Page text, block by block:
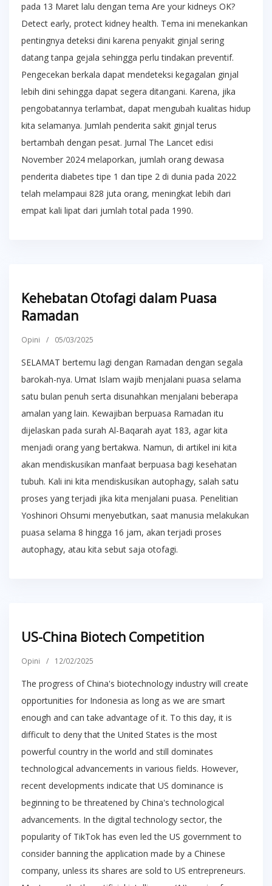
pada 13 Maret lalu dengan tema Are your kidneys OK?
Detect early, protect kidney health. Tema ini menekankan
pentingnya deteksi dini karena penyakit ginjal sering
datang tanpa gejala sehingga perlu tindakan preventif.
Pengecekan berkala dapat mendeteksi kegagalan ginjal
lebih dini sehingga dapat segera ditangani. Karena, jika
pengobatannya terlambat, dapat mengubah kualitas hidup
kita selamanya. Jumlah penderita sakit ginjal terus
bertambah dengan pesat. Jurnal The Lancet edisi
November 2024 melaporkan, jumlah orang dewasa
penderita diabetes tipe 1 dan tipe 2 di dunia pada 2022
telah melampaui 828 juta orang, meningkat lebih dari
empat kali lipat dari jumlah total pada 1990.
Kehebatan Otofagi dalam Puasa
Ramadan
Opini / 05/03/2025
SELAMAT bertemu lagi dengan Ramadan dengan segala
barokah-nya. Umat Islam wajib menjalani puasa selama
satu bulan penuh serta disunahkan menjalani beberapa
amalan yang lain. Kewajiban berpuasa Ramadan itu
dijelaskan pada surah Al-Baqarah ayat 183, agar kita
menjadi orang yang bertakwa. Namun, di artikel ini kita
akan mendiskusikan manfaat berpuasa bagi kesehatan
tubuh. Kali ini kita mendiskusikan autophagy, salah satu
proses yang terjadi jika kita menjalani puasa. Penelitian
Yoshinori Ohsumi menyebutkan, saat manusia melakukan
puasa selama 8 hingga 16 jam, akan terjadi proses
autophagy, atau kita sebut saja otofagi.
US-China Biotech Competition
Opini / 12/02/2025
The progress of China's biotechnology industry will create
opportunities for Indonesia as long as we are smart
enough and can take advantage of it. To this day, it is
difficult to deny that the United States is the most
powerful country in the world and still dominates
technological advancements in various fields. However,
recent developments indicate that US dominance is
beginning to be threatened by China's technological
advancements. In the digital technology sector, the
popularity of TikTok has even led the US government to
consider banning the application made by a Chinese
company, unless its shares are sold to US entrepreneurs.